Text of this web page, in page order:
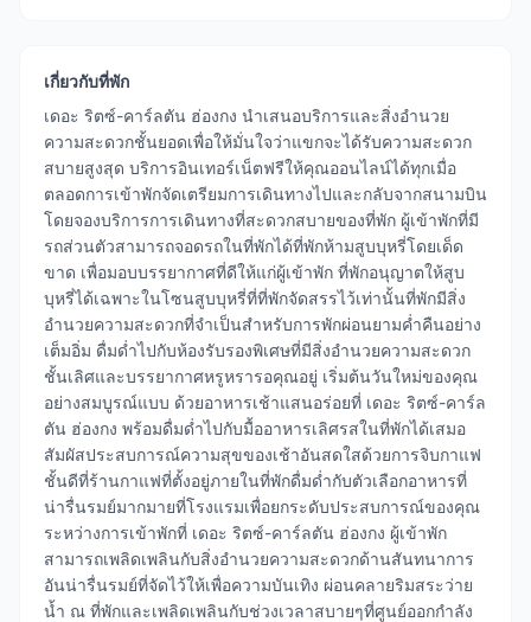
เกี่ยวกับที่พัก
เดอะ ริตซ์-คาร์ลตัน ฮ่องกง นำเสนอบริการและสิ่งอำนวย
ความสะดวกชั้นยอดเพื่อให้มั่นใจว่าแขกจะได้รับความสะดวก
สบายสูงสุด บริการอินเทอร์เน็ตฟรีให้คุณออนไลน์ได้ทุกเมื่อ
ตลอดการเข้าพักจัดเตรียมการเดินทางไปและกลับจากสนามบิน
โดยจองบริการการเดินทางที่สะดวกสบายของที่พัก ผู้เข้าพักที่มี
รถส่วนตัวสามารถจอดรถในที่พักได้ที่พักห้ามสูบบุหรี่โดยเด็ด
ขาด เพื่อมอบบรรยากาศที่ดีให้แก่ผู้เข้าพัก ที่พักอนุญาตให้สูบ
บุหรี่ได้เฉพาะในโซนสูบบุหรี่ที่ที่พักจัดสรรไว้เท่านั้นที่พักมีสิ่ง
อำนวยความสะดวกที่จำเป็นสำหรับการพักผ่อนยามค่ำคืนอย่าง
เต็มอิ่ม ดื่มด่ำไปกับห้องรับรองพิเศษที่มีสิ่งอำนวยความสะดวก
ชั้นเลิศและบรรยากาศหรูหรารอคุณอยู่ เริ่มต้นวันใหม่ของคุณ
อย่างสมบูรณ์แบบ ด้วยอาหารเช้าแสนอร่อยที่ เดอะ ริตซ์-คาร์ล
ตัน ฮ่องกง พร้อมดื่มด่ำไปกับมื้ออาหารเลิศรสในที่พักได้เสมอ
สัมผัสประสบการณ์ความสุขของเช้าอันสดใสด้วยการจิบกาแฟ
ชั้นดีที่ร้านกาแฟที่ตั้งอยู่ภายในที่พักดื่มด่ำกับตัวเลือกอาหารที่
น่ารื่นรมย์มากมายที่โรงแรมเพื่อยกระดับประสบการณ์ของคุณ
ระหว่างการเข้าพักที่ เดอะ ริตซ์-คาร์ลตัน ฮ่องกง ผู้เข้าพัก
สามารถเพลิดเพลินกับสิ่งอำนวยความสะดวกด้านสันทนาการ
อันน่ารื่นรมย์ที่จัดไว้ให้เพื่อความบันเทิง ผ่อนคลายริมสระว่าย
น้ำ ณ ที่พักและเพลิดเพลินกับช่วงเวลาสบายๆที่ศูนย์ออกกำลัง